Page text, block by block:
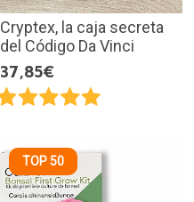
Cryptex, la caja secreta
del Código Da Vinci
37,85€
TOP 50